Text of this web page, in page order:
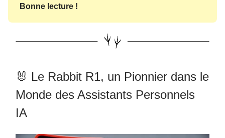
Bonne lecture !
🐰 Le Rabbit R1, un Pionnier dans le
Monde des Assistants Personnels
IA